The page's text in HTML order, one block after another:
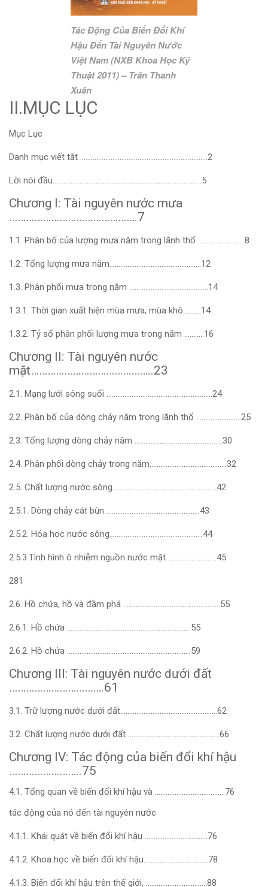
Tác Động Của Biến Đổi Khí
Hậu Đến Tài Nguyên Nước
Việt Nam (NXB Khoa Học Kỹ
Thuật 2011) – Trần Thanh
Xuân
II.MỤC LỤC
Mục Lục
Danh mục viết tắt ……………………………………………………………..2
Lời nói đầu………………………………………………………………………..5
Chương I: Tài nguyên nước mưa
……………………………………….7
1.1. Phân bố của lượng mưa năm trong lãnh thổ ……………………..8
1.2. Tổng lượng mưa năm……………………………………………12
1.3. Phân phối mưa trong năm ……………………………………..14
1.3.1. Thời gian xuất hiện mùa mưa, mùa khô……….14
1.3.2. Tỷ số phân phối lượng mưa trong năm ………..16
Chương II: Tài nguyên nước
mặt……………………………………..23
2.1. Mạng lưới sông suối …………………………………………………..24
2.2. Phân bố của dòng chảy năm trong lãnh thổ …………………….25
2.3. Tổng lượng dòng chảy năm ………………………………………….30
2.4. Phân phối dòng chảy trong năm…………………………………….32
2.5. Chất lượng nước sông………………………………………………….42
2.5.1. Dòng chảy cát bùn …………………………………………….43
2.5.2. Hóa học nước sông…………………………………………….44
2.5.3.Tình hình ô nhiễm nguồn nước mặt ………………………45
281
2.6. Hồ chứa, hồ và đầm phá ………………………………………………55
2.6.1. Hồ chứa ……………………………………………………………55
2.6.2. Hồ chứa ……………………………………………………………59
Chương III: Tài nguyên nước dưới đất
…………………………….61
3.1. Trữ lượng nước dưới đất………………………………………………62
3.2. Chất lượng nước dưới đất ……………………………………………66
Chương IV: Tác động của biến đổi khí hậu
……………………..75
4.1. Tổng quan về biến đổi khí hậu và …………………………………76
tác động của nó đến tài nguyên nước
4.1.1. Khái quát về biến đổi khí hậu ……………………………..76
4.1.2. Khoa học về biến đổi khí hậu………………………………78
4.1.3. Biến đổi khí hậu trên thế giới, …………………………….88